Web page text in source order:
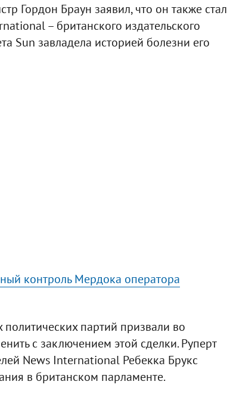
Гордон Браун заявил, что он также стал
– британского издательского
Sun завладела историей болезни его
контроль Мердока оператора
партий призвали во
с заключением этой сделки. Руперт
News International Ребекка Брукс
в британском парламенте.